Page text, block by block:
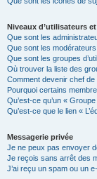
Niveaux d’utilisateurs
Que sont les
Que sont les
Que sont les groupes
Où trouver la liste des
Comment devenir chef de
Pourquoi certains
Qu’est-ce qu’un «
Qu’est-ce que le lien «
Messagerie privée
Je ne peux pas envoyer
Je reçois sans arrêt des
J’ai reçu un spam ou un